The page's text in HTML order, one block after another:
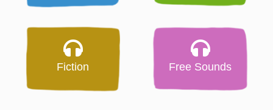
Fiction Free Sounds